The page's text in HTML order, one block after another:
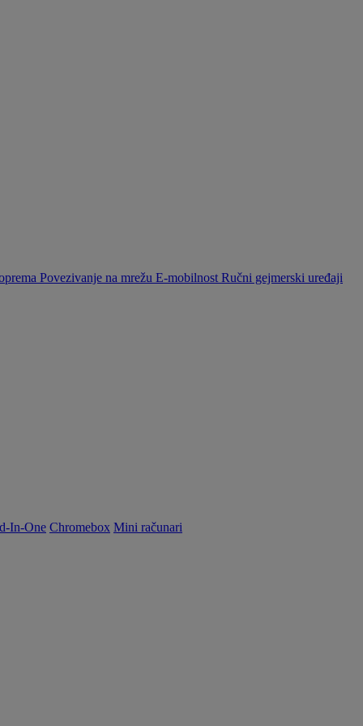
Povezivanje na mrežu E-mobilnost Ručni gejmerski uređaji
In-One Chromebox Mini računari